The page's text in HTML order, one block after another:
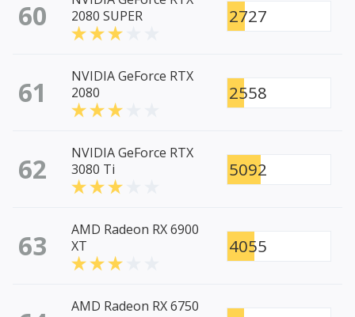
60
2080 SUPER
2727
61
NVIDIA GeForce RTX
2080
2558
62
NVIDIA GeForce RTX
3080 Ti
5092
63
AMD Radeon RX 6900
XT
4055
AMD Radeon RX 6750